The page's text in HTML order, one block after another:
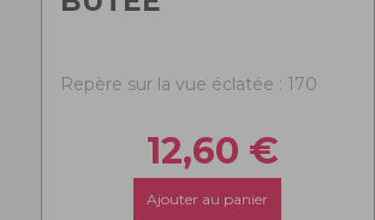
Repère sur la vue éclatée : 170
12,60 €
Ajouter au panier